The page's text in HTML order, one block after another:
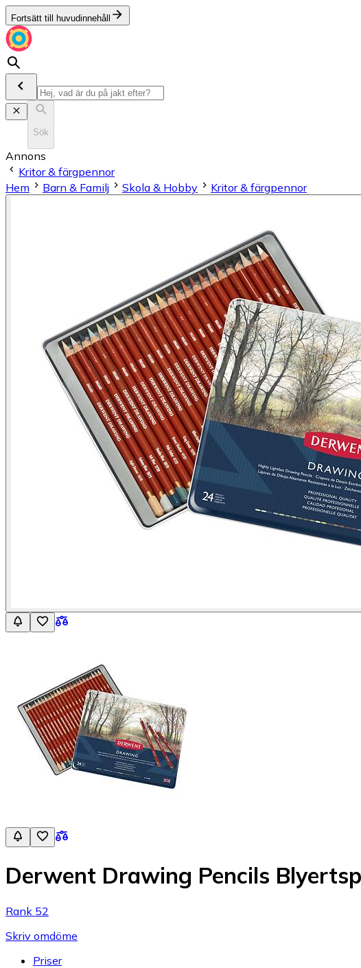
Fortsätt till huvudinnehåll
Sök
Annons
Kritor & färgpennor
Hem
Barn & Familj Skola & Hobby Kritor & färgpennor
Derwent Drawing Pencils
Rank 52
Skriv omdöme
Priser